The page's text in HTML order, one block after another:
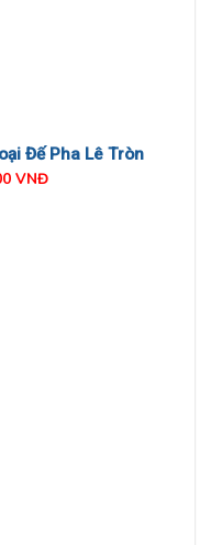
Đế Pha Lê Tròn
VNĐ